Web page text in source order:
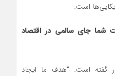
است.
شما جای سالمی در اقتصاد
گفته است: “هدف ما ایجاد